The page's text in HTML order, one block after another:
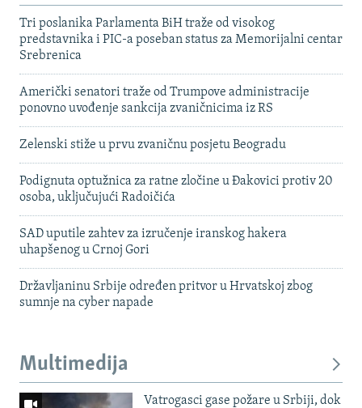
Tri poslanika Parlamenta BiH traže od visokog
predstavnika i PIC-a poseban status za Memorijalni centar
Srebrenica
Američki senatori traže od Trumpove administracije
ponovno uvođenje sankcija zvaničnicima iz RS
Zelenski stiže u prvu zvaničnu posjetu Beogradu
Podignuta optužnica za ratne zločine u Đakovici protiv 20
osoba, uključujući Radoičića
SAD uputile zahtev za izručenje iranskog hakera
uhapšenog u Crnoj Gori
Državljaninu Srbije određen pritvor u Hrvatskoj zbog
sumnje na cyber napade
Multimedija
Vatrogasci gase požare u Srbiji, dok